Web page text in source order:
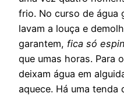
frio. No curso de água
lavam a louça e
garantem, fica só
que umas horas. Para
deixam água em
aquece. Há uma tenda